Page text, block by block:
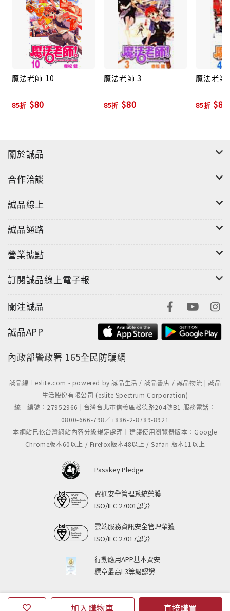
加入購物車 直接購買
魔法老師 10
85折 $80
魔法老師 3
85折 $80
魔法老師
85折 $80
關於誠品
合作洽談
誠品線上
誠品通路
營業據點
訂閱誠品線上電子報
關注誠品
誠品APP
內政部警政署 165全民防騙網
誠品線上eslite.com - powered by 誠品生活 / 誠品書店 / 誠品物流 | 誠品
生活股份有限公司 (eslite Spectrum Corporation)
統一編號：27952966 | 台灣台北市信義區松德路204號B1 服務電話：
0800-666-798／+886-2-8789-8921
本網站已依台灣網站內容分級規定處理｜建議使用瀏覽器版本：Google
Chrome版本60以上 / Firefox版本48以上 / Safari 版本11以上
Passkey Pledge
資通安全管理系統榮獲
ISO/IEC 27001認證
雲端服務資訊安全管理榮獲
ISO/IEC 27017認證
行動應用APP基本資安
標章最高L3等級認證